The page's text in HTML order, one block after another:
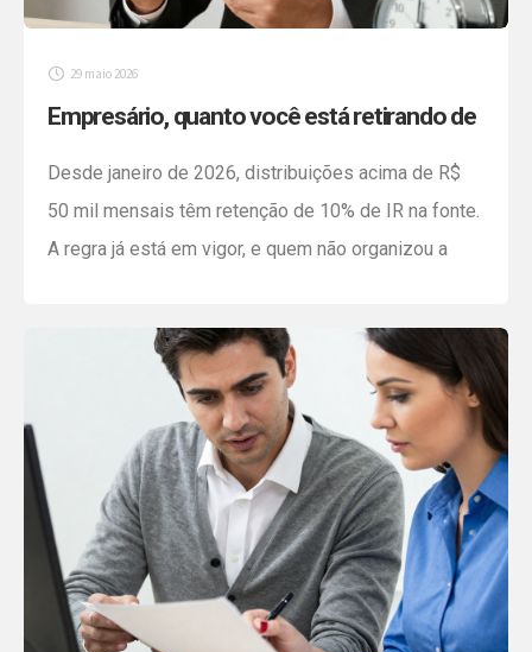
29 maio 2026
Empresário, quanto você está retirando de
Desde janeiro de 2026, distribuições acima de R$
50 mil mensais têm retenção de 10% de IR na fonte.
A regra já está em vigor, e quem não organizou a
imposto do que precisa. A Lei nº 15.270/2025
mudou uma prática consolidada há quase três
décadas no Brasil. […]